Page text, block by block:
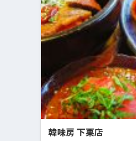
韓味房 下栗店